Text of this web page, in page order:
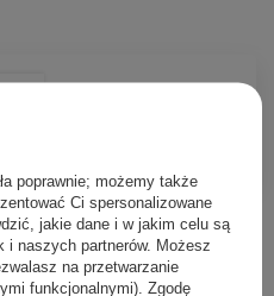
również
poprawnie; możemy także
Ci spersonalizowane
jakie dane i w jakim celu są
i naszych partnerów. Możesz
na przetwarzanie
funkcjonalnymi). Zgodę